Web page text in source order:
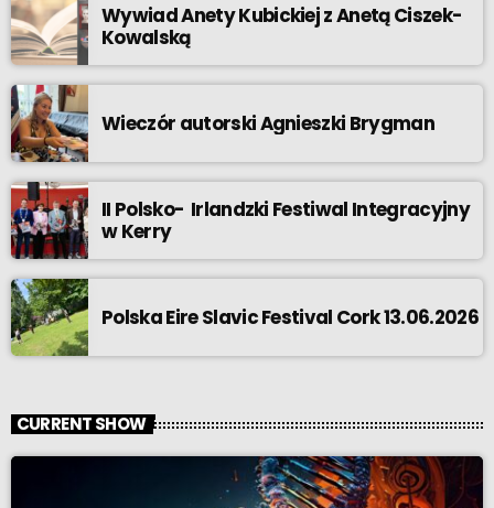
Wywiad Anety Kubickiej z Anetą Ciszek-
Kowalską
Wieczór autorski Agnieszki Brygman
II Polsko- Irlandzki Festiwal Integracyjny
w Kerry
Polska Eire Slavic Festival Cork 13.06.2026
CURRENT SHOW